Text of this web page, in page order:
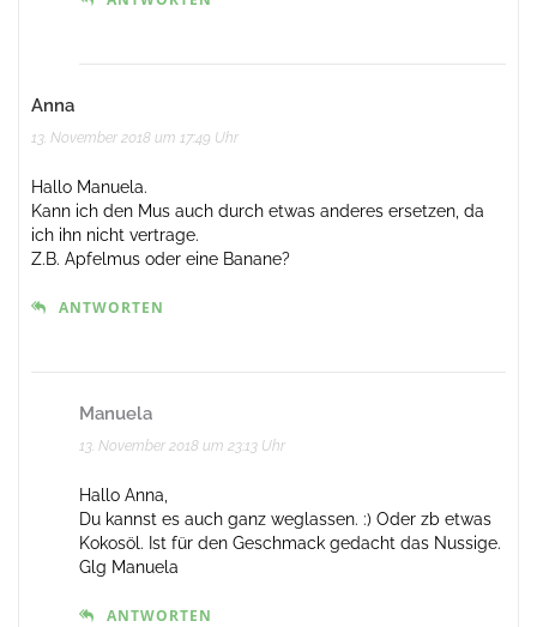
Anna
13. November 2018 um 17:49 Uhr
Hallo Manuela.
Kann ich den Mus auch durch etwas anderes ersetzen, da
ich ihn nicht vertrage.
Z.B. Apfelmus oder eine Banane?
ANTWORTEN
Manuela
13. November 2018 um 23:13 Uhr
Hallo Anna,
Du kannst es auch ganz weglassen. :) Oder zb etwas
Kokosöl. Ist für den Geschmack gedacht das Nussige.
Glg Manuela
ANTWORTEN